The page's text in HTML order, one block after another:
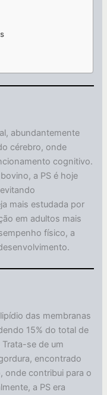
abundantemente
cérebro, onde
cognitivo.
a PS é hoje
mais estudada por
em adultos mais
físico, a
das membranas
15% do total de
se de um
encontrado
onde contribui para o
a PS era